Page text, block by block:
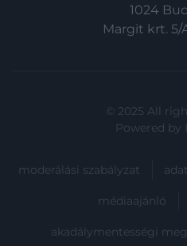
1024
Margit krt. 5/
© 2025 All
Powered by
moderálási szabályzat
médiaajánló
akadálymentességi